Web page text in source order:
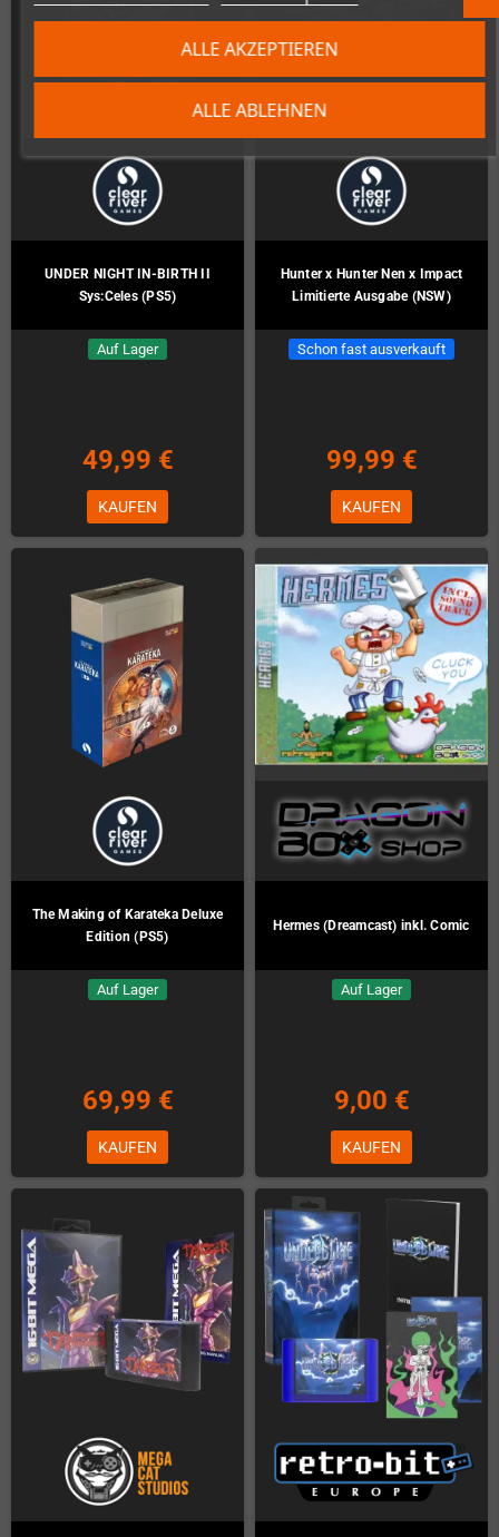
ALLE ABLEHNEN
ALLE AKZEPTIEREN
UNDER NIGHT IN-BIRTH II
Sys:Celes (PS5)
Auf Lager
49,99 €
KAUFEN
Hunter x Hunter Nen x Impact
Limitierte Ausgabe (NSW)
Schon fast ausverkauft
99,99 €
KAUFEN
The Making of Karateka Deluxe
Edition (PS5)
Auf Lager
69,99 €
KAUFEN
Hermes (Dreamcast) inkl. Comic
Auf Lager
9,00 €
KAUFEN